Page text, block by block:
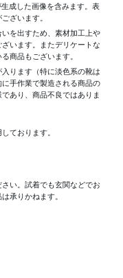
成した画像を含みます。表
ざいます。
いを出すため、素材加工上
います。またデリケートな
商品もございます。
ります（特に淡色系の靴は
手作業で製造される商品の
あり、商品不良ではありま
ております。
い。試着でも玄関などでお
承りかねます。